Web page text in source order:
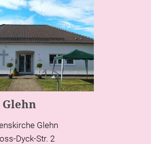
Glehn
Glehn
Dyck-Str. 2